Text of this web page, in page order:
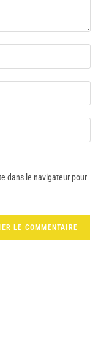
dans le navigateur pour